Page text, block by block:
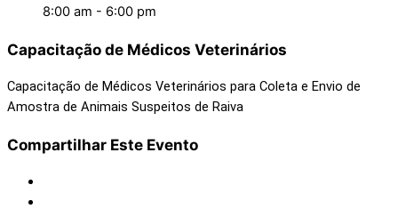
8:00 am - 6:00 pm
Capacitação de Médicos Veterinários
Capacitação de Médicos Veterinários para Coleta e Envio de
Amostra de Animais Suspeitos de Raiva
Compartilhar Este Evento